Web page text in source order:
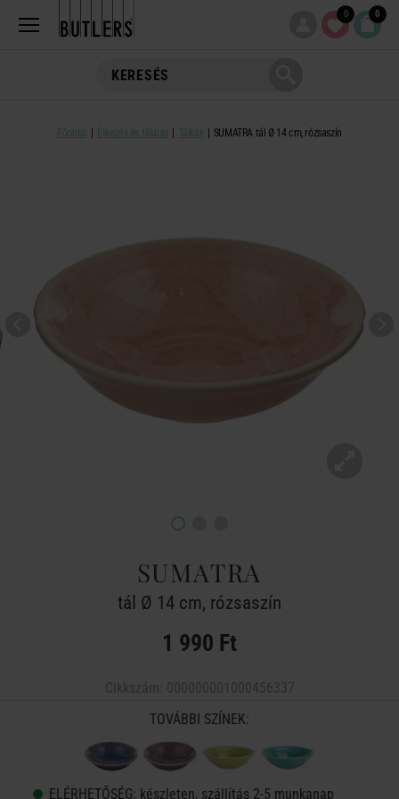
0 0
Főoldal Étkezés és tálalás Tálkák SUMATRA tál Ø 14 cm, rózsaszín
SUMATRA
tál Ø 14 cm, rózsaszín
1 990 Ft
TOVÁBBI SZÍNEK:
ELÉRHETŐSÉG: készleten, szállítás 2-5 munkanap